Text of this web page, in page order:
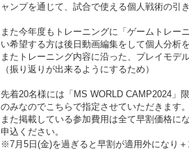
ャンプを通じて、試合で使える個人戦術の引
また今年度もトレーニングに「ゲームトレー
い希望する方は後日動画編集をして個人分析
またトレーニング内容に沿った、プレイモデ
（振り返りが出来るようにするため）
先着20名様には「MS WORLD CAMP2024」
のみなのでこちらで指定させていただきます。
また掲載している参加費用は全て早割価格に
申込ください。
※7月5日(金)を過ぎると早割が適用外になり＋